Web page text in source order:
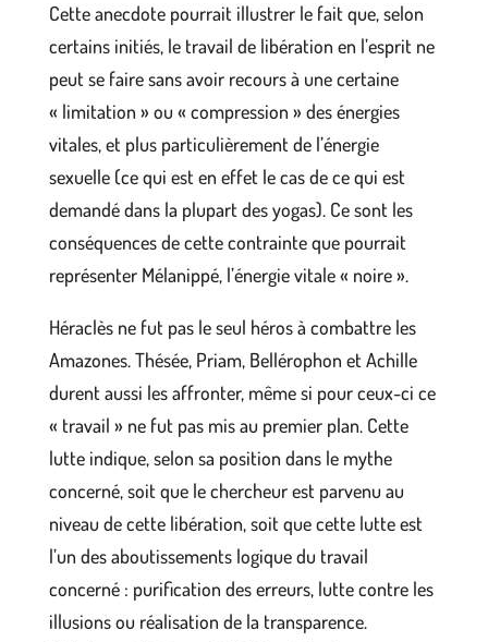
Cette anecdote pourrait illustrer le fait que, selon
certains initiés, le travail de libération en l’esprit ne
peut se faire sans avoir recours à une certaine
« limitation » ou « compression » des énergies
vitales, et plus particulièrement de l’énergie
sexuelle (ce qui est en effet le cas de ce qui est
demandé dans la plupart des yogas). Ce sont les
conséquences de cette contrainte que pourrait
représenter Mélanippé, l’énergie vitale « noire ».
Héraclès ne fut pas le seul héros à combattre les
Amazones. Thésée, Priam, Bellérophon et Achille
durent aussi les affronter, même si pour ceux-ci ce
« travail » ne fut pas mis au premier plan. Cette
lutte indique, selon sa position dans le mythe
concerné, soit que le chercheur est parvenu au
niveau de cette libération, soit que cette lutte est
l’un des aboutissements logique du travail
concerné : purification des erreurs, lutte contre les
illusions ou réalisation de la transparence.